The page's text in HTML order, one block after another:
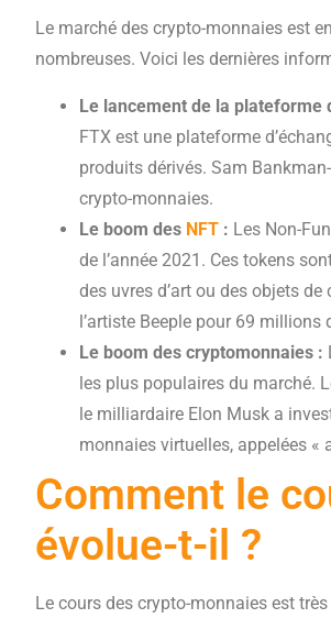
Le marché des crypto-monnaies est
nombreuses. Voici les dernières
Le lancement de la plateforme
FTX est une plateforme
produits dérivés. Sam
crypto-monnaies.
Le boom des NFT : Les Non-
de l’année 2021. Ces tokens
des uvres d’art ou des objets
l’artiste Beeple pour 69 millions
Le boom des cryptomonnaies :
les plus populaires du marché.
le milliardaire Elon Musk a
monnaies virtuelles, appelées «
Comment le
évolue-t-il ?
Le cours des crypto-monnaies est